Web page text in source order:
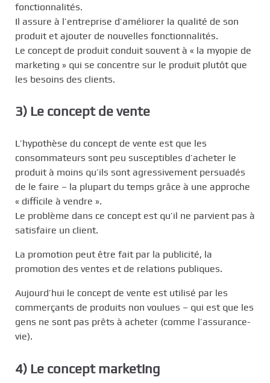
fonctionnalités.
Il assure à l’entreprise d’améliorer la qualité de son
produit et ajouter de nouvelles fonctionnalités.
Le concept de produit conduit souvent à « la myopie de
marketing » qui se concentre sur le produit plutôt que
les besoins des clients.
3) Le concept de vente
L’hypothèse du concept de vente est que les
consommateurs sont peu susceptibles d’acheter le
produit à moins qu’ils sont agressivement persuadés
de le faire – la plupart du temps grâce à une approche
« difficile à vendre ».
Le problème dans ce concept est qu’il ne parvient pas à
satisfaire un client.
La promotion peut être fait par la publicité, la
promotion des ventes et de relations publiques.
Aujourd’hui le concept de vente est utilisé par les
commerçants de produits non voulues – qui est que les
gens ne sont pas prêts à acheter (comme l’assurance-
vie).
4) Le concept marketing